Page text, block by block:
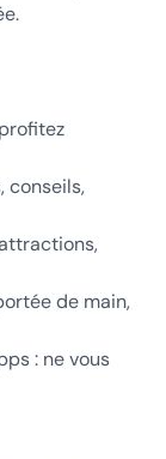
conseils,
de main,
: ne vous